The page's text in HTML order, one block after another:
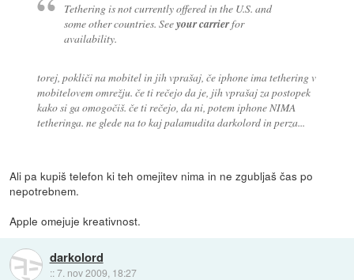
Tethering is not currently offered in the U.S. and
some other countries. Seeyour carrierfor
availability.
torej, pokliči na mobitel in jih vprašaj, če iphone ima tethering v
mobitelovem omrežju. če ti rečejo da je, jih vprašaj za postopek
kako si ga omogočiš. če ti rečejo, da ni, potem iphone NIMA
tetheringa. ne glede na to kaj palamudita darkolord in perza...
Ali pa kupiš telefon ki teh omejitev nima in ne zgubljaš čas po
nepotrebnem.
Apple omejuje kreativnost.
darkolord
::7. nov 2009, 18:27